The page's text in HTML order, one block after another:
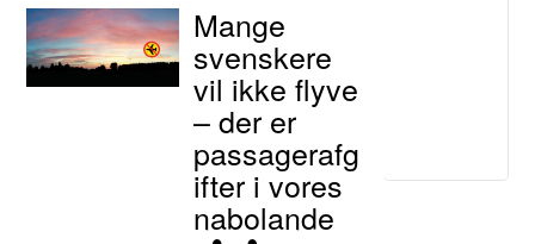
Mange
svenskere
vil ikke flyve
– der er
passagerafg
ifter i vores
nabolande